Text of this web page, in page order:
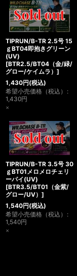
TIPRUN/B-TR 2.5号 15
ｇBT04即抱きグリーン
(UV)
[BTR2.5/BT04（金/緑/
グロー/ケイムラ） ]
1,430円(税込)
希望小売価格（税込） :
1,430円
×
TIPRUN/B-TR 3.5号 30
ｇBT01メロメロチェリ
ーパイ(UV)
[BTR3.5/BT01（金紫/
グロー/UV） ]
1,540円(税込)
希望小売価格（税込） :
1,540円
×